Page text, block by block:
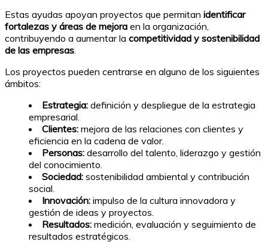
Estas ayudas apoyan proyectos que permitan identificar
fortalezas y áreas de mejora en la organización,
contribuyendo a aumentar la competitividad y sostenibilidad
de las empresas.
Los proyectos pueden centrarse en alguno de los siguientes
ámbitos:
Estrategia: definición y despliegue de la estrategia
empresarial.
Clientes: mejora de las relaciones con clientes y
eficiencia en la cadena de valor.
Personas: desarrollo del talento, liderazgo y gestión
del conocimiento.
Sociedad: sostenibilidad ambiental y contribución
social.
Innovación: impulso de la cultura innovadora y
gestión de ideas y proyectos.
Resultados: medición, evaluación y seguimiento de
resultados estratégicos.